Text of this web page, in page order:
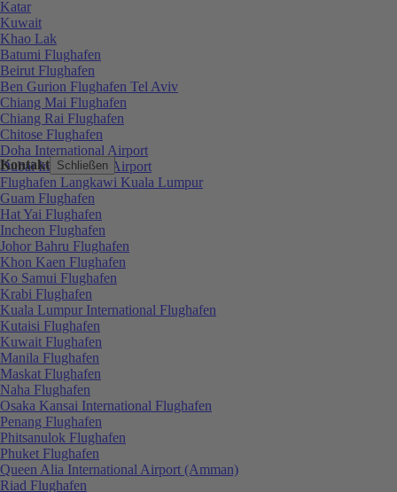
Kontakt Schließen
Katar
Kuwait
Khao Lak
Batumi Flughafen
Beirut Flughafen
Ben Gurion Flughafen Tel Aviv
Chiang Mai Flughafen
Chiang Rai Flughafen
Chitose Flughafen
Doha International Airport
Dubai International Airport
Flughafen Langkawi Kuala Lumpur
Guam Flughafen
Hat Yai Flughafen
Incheon Flughafen
Johor Bahru Flughafen
Khon Kaen Flughafen
Ko Samui Flughafen
Krabi Flughafen
Kuala Lumpur International Flughafen
Kutaisi Flughafen
Kuwait Flughafen
Manila Flughafen
Maskat Flughafen
Naha Flughafen
Osaka Kansai International Flughafen
Penang Flughafen
Phitsanulok Flughafen
Phuket Flughafen
Queen Alia International Airport (Amman)
Riad Flughafen